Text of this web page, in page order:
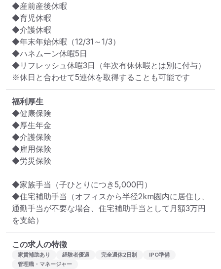
◆産前産後休暇
◆育児休暇
◆介護休暇
◆年末年始休暇（12/31～1/3）
◆ハネムーン休暇5日
◆リフレッシュ休暇3日（年次有休休暇とは別に付与）
※休日と合わせて5連休を取得することも可能です
福利厚生
◆健康保険
◆厚生年金
◆介護保険
◆雇用保険
◆労災保険
◆家族手当（子ひとりにつき5,000円）
◆住宅補助手当（オフィスから半径2km圏内に居住し、
通勤手当が不要な場合、住宅補助手当として月額3万円
を支給）
この求人の特徴
家賃補助あり 経験者優遇 完全週休2日制
IPO準備
管理職・マネージャー